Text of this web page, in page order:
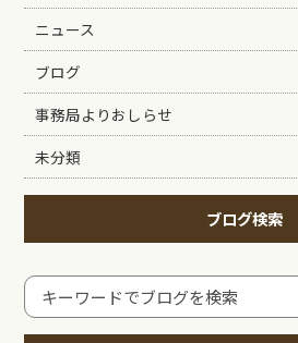
ニュース
ブログ
事務局よりおしらせ
未分類
ブログ検索